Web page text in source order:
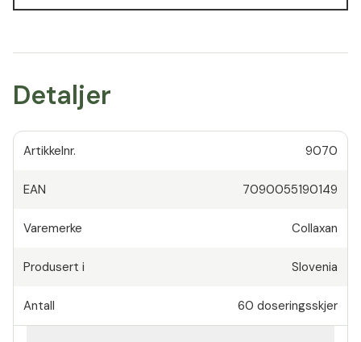
Detaljer
Artikkelnr. 9070
EAN 7090055190149
Varemerke Collaxan
Produsert i Slovenia
Antall 60 doseringsskjer